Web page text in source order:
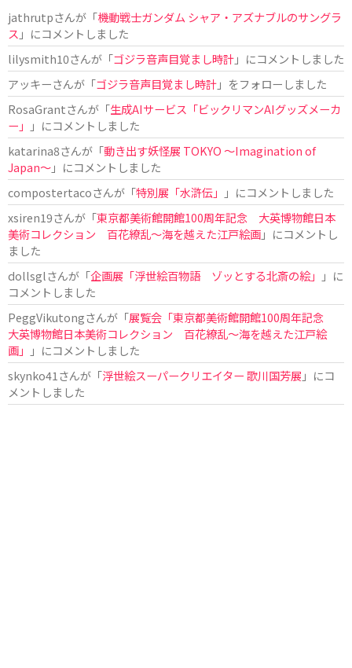
jathrutpさんが「機動戦士ガンダム シャア・アズナブルのサングラ
ス 」にコメントしました
lilysmith10さんが「ゴジラ音声目覚まし時計」にコメントしました
アッキーさんが「ゴジラ音声目覚まし時計」をフォローしました
RosaGrantさんが「生成AIサービス「ビックリマンAIグッズメーカ
ー」
」にコメントしました
katarina8さんが「動き出す妖怪展 TOKYO 〜Imagination of
Japan〜」にコメントしました
compostertacoさんが「特別展「水滸伝」
」にコメントしました
xsiren19さんが「東京都美術館開館100周年記念 大英博物館日本
美術コレクション 百花繚乱～海を越えた江戸絵画」にコメントし
ました
dollsglさんが「企画展「浮世絵百物語 ゾッとする北斎の絵」
」に
コメントしました
PeggVikutongさんが「展覧会「東京都美術館開館100周年記念
大英博物館日本美術コレクション 百花繚乱〜海を越えた江戸絵
画」
」にコメントしました
skynko41 さんが「浮世絵スーパークリエイター 歌川国芳展 」にコ
メントしました